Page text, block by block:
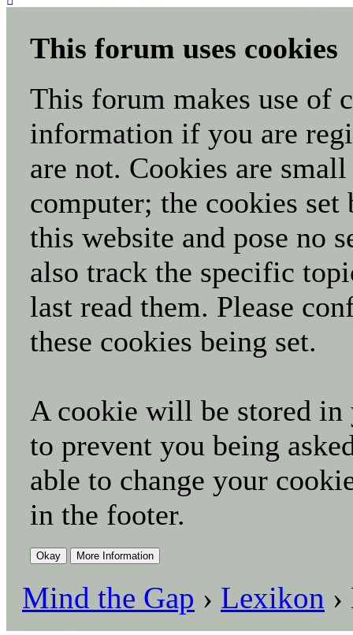
This forum uses cookies
This forum makes use of
information if you are
are not. Cookies are
computer; the cookies
this website and pose no
also track the specific
last read them. Please
these cookies being set.
A cookie will be stored in
to prevent you being
able to change your
in the footer.
Mind the Gap › Lexikon ›